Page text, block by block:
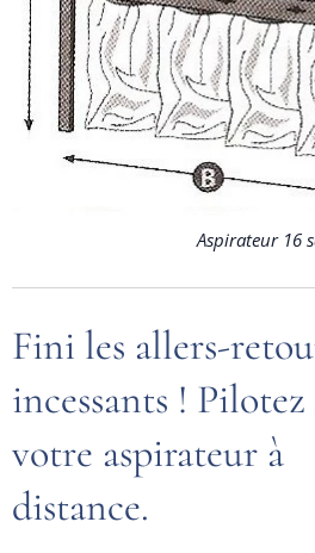
Aspirateur 16
Fini les allers-
incessants ! Pilotez
votre aspirateur à
distance.